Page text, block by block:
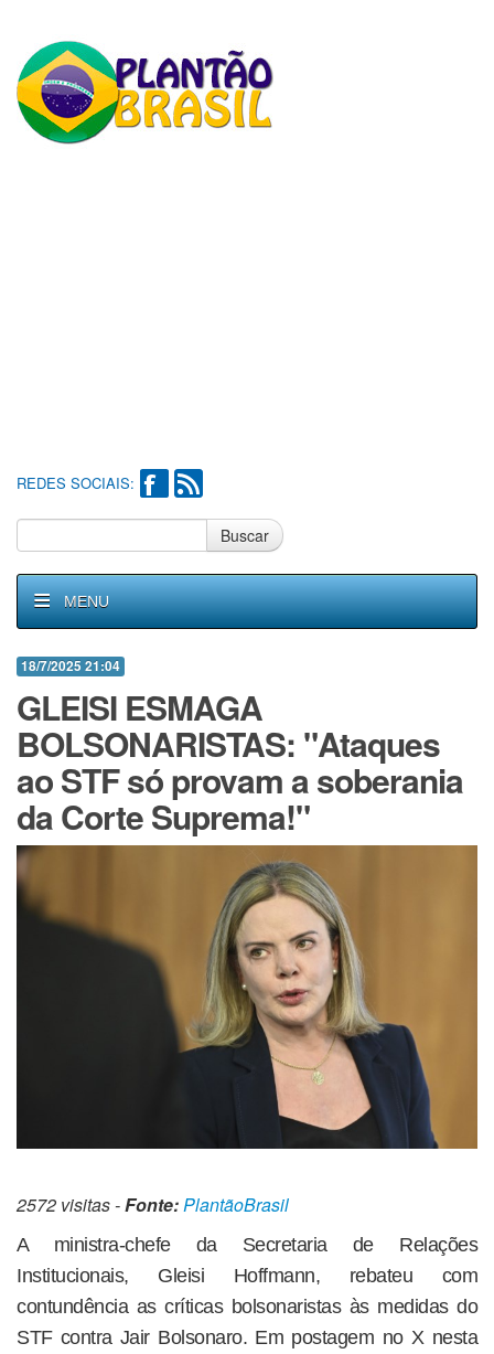
REDES SOCIAIS:
Buscar
MENU
18/7/2025 21:04
GLEISI ESMAGA
BOLSONARISTAS: "Ataques
ao STF só provam a soberania
da Corte Suprema!"
2572 visitas -Fonte:PlantãoBrasil
A ministra-chefe da Secretaria de Relações
Institucionais, Gleisi Hoffmann, rebateu com
contundência as críticas bolsonaristas às medidas do
STF contra Jair Bolsonaro. Em postagem no X nesta